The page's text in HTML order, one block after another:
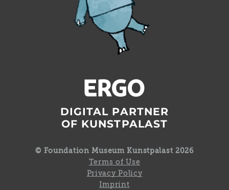
DIGITAL PARTNER
OF KUNSTPALAST
© Foundation Museum Kunstpalast 2026
Terms of Use
Privacy Policy
Imprint